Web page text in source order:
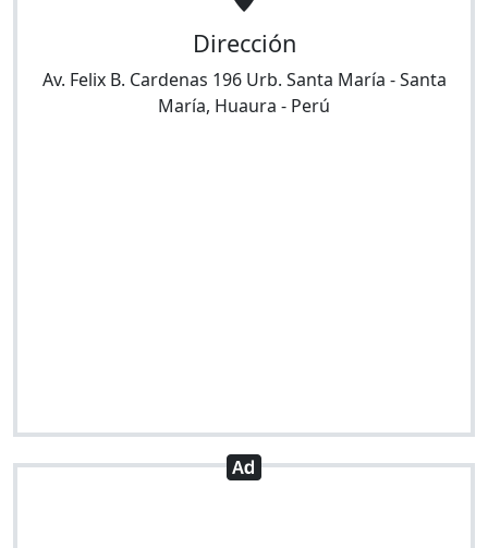
Dirección
Av. Felix B. Cardenas 196 Urb. Santa María -Santa
María, Huaura - Perú